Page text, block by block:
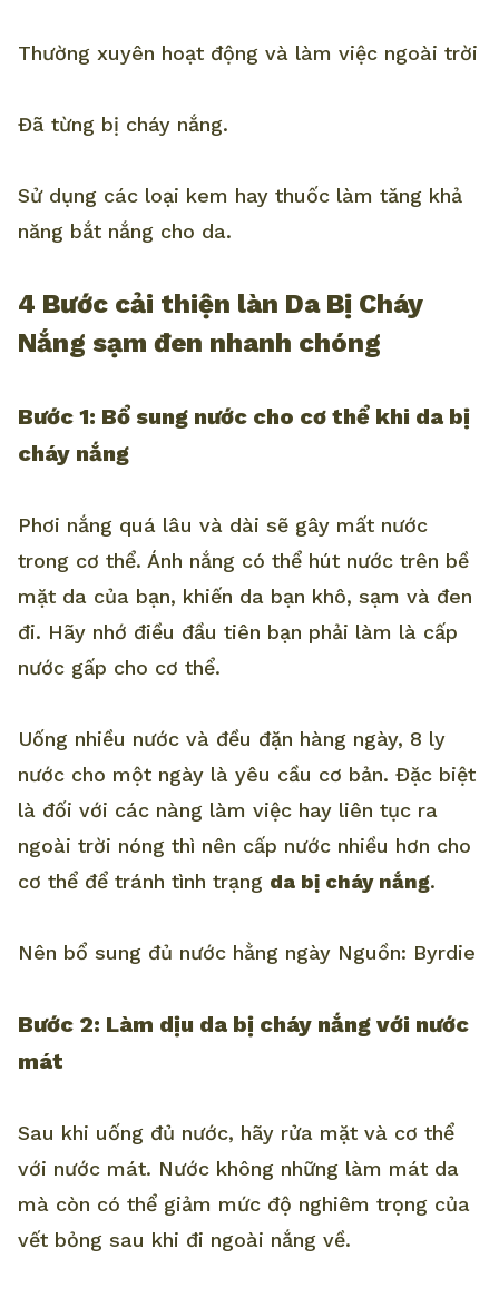
Thường xuyên hoạt động và làm việc ngoài trời
Đã từng bị cháy nắng.
Sử dụng các loại kem hay thuốc làm tăng khả
năng bắt nắng cho da.
4 Bước cải thiện làn Da Bị Cháy
Nắng sạm đen nhanh chóng
Bước 1: Bổ sung nước cho cơ thể khi da bị
cháy nắng
Phơi nắng quá lâu và dài sẽ gây mất nước
trong cơ thể. Ánh nắng có thể hút nước trên bề
mặt da của bạn, khiến da bạn khô, sạm và đen
đi. Hãy nhớ điều đầu tiên bạn phải làm là cấp
nước gấp cho cơ thể.
Uống nhiều nước và đều đặn hàng ngày, 8 ly
nước cho một ngày là yêu cầu cơ bản. Đặc biệt
là đối với các nàng làm việc hay liên tục ra
ngoài trời nóng thì nên cấp nước nhiều hơn cho
cơ thể để tránh tình trạng da bị cháy nắng.
Nên bổ sung đủ nước hằng ngày Nguồn: Byrdie
Bước 2: Làm dịu da bị cháy nắng với nước
mát
Sau khi uống đủ nước, hãy rửa mặt và cơ thể
với nước mát. Nước không những làm mát da
mà còn có thể giảm mức độ nghiêm trọng của
vết bỏng sau khi đi ngoài nắng về.